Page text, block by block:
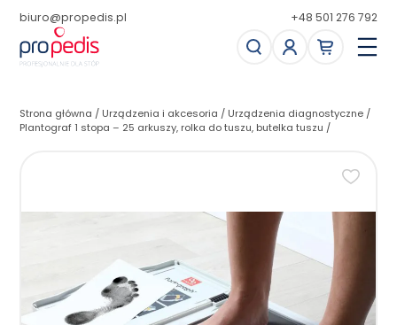
biuro@propedis.pl +48 501 276 792
Strona główna / Urządzenia i akcesoria / Urządzenia diagnostyczne /
Plantograf 1 stopa – 25 arkuszy, rolka do tuszu, butelka tuszu /